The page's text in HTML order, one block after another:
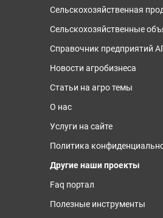
Сельскохозяйственная
Сельскохозяйственные
Справочник предприятий
Новости агробизнеса
Статьи на агро темы
О нас
Услуги на сайте
Политика
Другие наши проекты
Faq портал
Полезные инструменты